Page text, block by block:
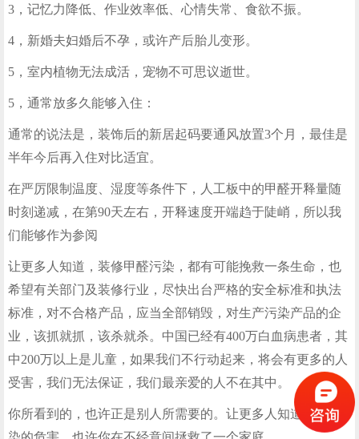
3，记忆力降低、作业效率低、心情失常、食欲不振。
4，新婚夫妇婚后不孕，或许产后胎儿变形。
5，室内植物无法成活，宠物不可思议逝世。
5，通常放多久能够入住：
通常的说法是，装饰后的新居起码要通风放置3个月，最佳是
半年今后再入住对比适宜。
在严厉限制温度、湿度等条件下，人工板中的甲醛开释量随
时刻递减，在第90天左右，开释速度开端趋于陡峭，所以我
们能够作为参阅
让更多人知道，装修甲醛污染，都有可能挽救一条生命，也
希望有关部门及装修行业，尽快出台严格的安全标准和执法
标准，对不合格产品，应当全部销毁，对生产污染产品的企
业，该抓就抓，该杀就杀。中国已经有400万白血病患者，其
中200万以上是儿童，如果我们不行动起来，将会有更多的人
受害，我们无法保证，我们最亲爱的人不在其中。
你所看到的，也许正是别人所需要的。让更多人知道装修污